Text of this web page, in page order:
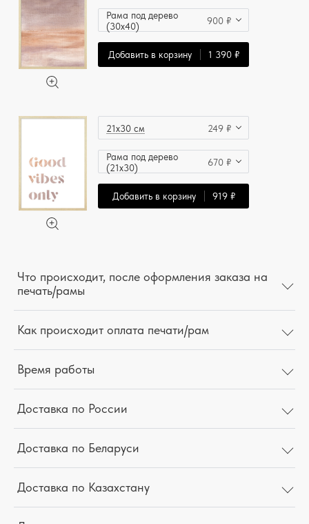
Рама под дерево
(30x40)
900 ₽
Добавить в корзину 1 390 ₽
21x30 см 249 ₽
Рама под дерево
(21x30)
670 ₽
Добавить в корзину 919 ₽
Что происходит, после оформления заказа на
печать/рамы
Как происходит оплата печати/рам
Время работы
Доставка по России
Доставка по Беларуси
Доставка по Казахстану